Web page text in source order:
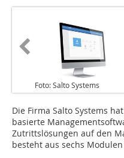
Foto: Salto Systems
Die Firma Salto Systems
basierte
Zutrittslösungen auf den
besteht aus sechs